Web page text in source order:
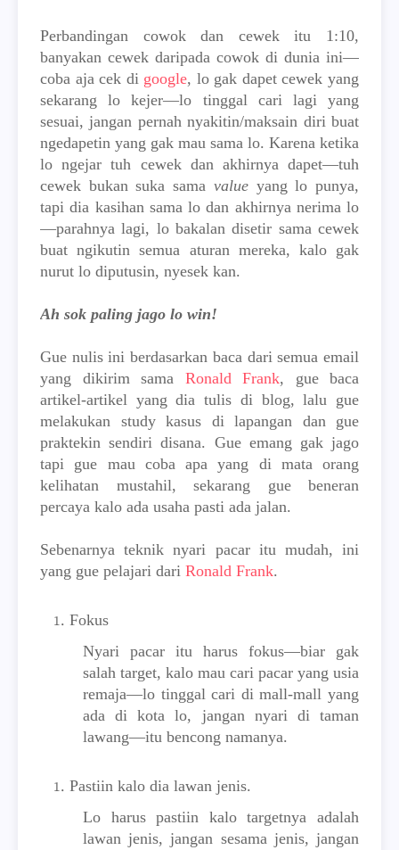
Perbandingan cowok dan cewek itu 1:10,
banyakan cewek daripada cowok di dunia ini—
coba aja cek di google, lo gak dapet cewek yang
sekarang lo kejer—lo tinggal cari lagi yang
sesuai, jangan pernah nyakitin/maksain diri buat
ngedapetin yang gak mau sama lo. Karena ketika
lo ngejar tuh cewek dan akhirnya dapet—tuh
cewek bukan suka sama valueyang lo punya,
tapi dia kasihan sama lo dan akhirnya nerima lo
—parahnya lagi, lo bakalan disetir sama cewek
buat ngikutin semua aturan mereka, kalo gak
nurut lo diputusin, nyesek kan.
Ah sok paling jago lo win!
Gue nulis ini berdasarkan baca dari semua email
yang dikirim sama Ronald Frank, gue baca
artikel-artikel yang dia tulis di blog, lalu gue
melakukan study kasus di lapangan dan gue
praktekin sendiri disana. Gue emang gak jago
tapi gue mau coba apa yang di mata orang
kelihatan mustahil, sekarang gue beneran
percaya kalo ada usaha pasti ada jalan.
Sebenarnya teknik nyari pacar itu mudah, ini
yang gue pelajari dari Ronald Frank.
Fokus
Nyari pacar itu harus fokus—biar gak
salah target, kalo mau cari pacar yang usia
remaja—lo tinggal cari di mall-mall yang
ada di kota lo, jangan nyari di taman
lawang—itu bencong namanya.
Pastiin kalo dia lawan jenis.
Lo harus pastiin kalo targetnya adalah
lawan jenis, jangan sesama jenis, jangan